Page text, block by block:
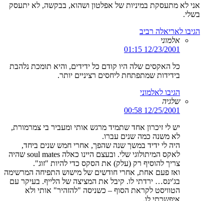
אני לא מתעסקת במיניות של אפלטון ושהוא, בבקשה, לא יתעסק
בשלי.
הגיבו לאריאלה רביב
אלמוני
12/23/2001 01:15
כל האקסים שלה היו קודם כל ידידים, והיא תומכת נלהבת
בידידות שמתפתחת ליחסים רציניים יותר.
הגיבו לאלמוני
שלגיה
12/25/2001 00:58
יש לי זיכרון אחד שתמיד מרגש אותי ומעביר בי צמרמורת,
לא משנה כמה שנים עברו.
היה לי ידיד במשך שנה שהפך, אחרי חמש שנים ביחד,
לאקס המיתולוגי שלי. ובעצם היינו כאלה soul mates שהיה
צריך להוסיף רק (עלק) את הסקס כדי להיות "זוג".
ואז פעם אחת, אחרי חודשים של מישוש התפיחה המרשימה
בג'ינס… ירדתי לו. קיבל את המציצה של הלייף. בעיקר עם
הטוויסט לקראת הסוף – כשניסה "להזהיר" אותי ולא
איפשרתי לו.